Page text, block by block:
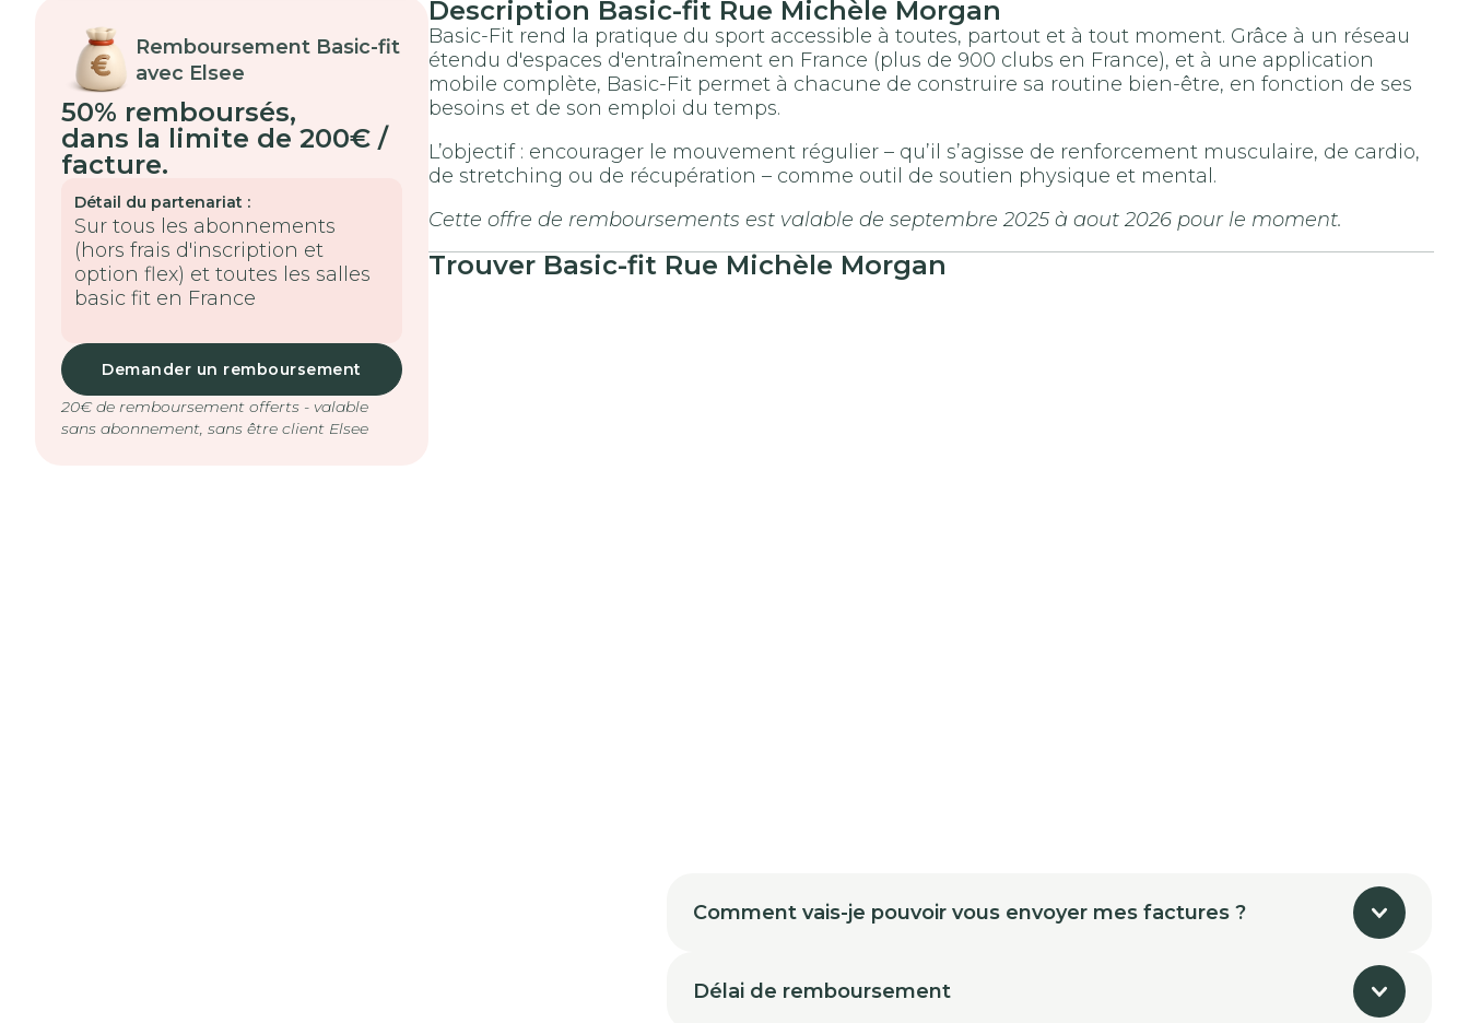
Remboursement Basic-fit
avec Elsee
50% remboursés,
dans la limite de 200€ /
facture.
Détail du partenariat :
Sur tous les abonnements
(hors frais d'inscription et
option flex) et toutes les salles
basic fit en France
Demander un remboursement
20€ de remboursement offerts - valable
sans abonnement, sans être client Elsee
Description Basic-fit Rue Michèle Morgan
Basic-Fit rend la pratique du sport accessible à toutes, partout et à tout moment. Grâce à un réseau
étendu d'espaces d'entraînement en France (plus de 900 clubs en France), et à une application
mobile complète, Basic-Fit permet à chacune de construire sa routine bien-être, en fonction de ses
besoins et de son emploi du temps.
L’objectif : encourager le mouvement régulier – qu’il s’agisse de renforcement musculaire, de cardio,
de stretching ou de récupération – comme outil de soutien physique et mental.
Cette offre de remboursements est valable de septembre 2025 à aout 2026 pour le moment.
Trouver Basic-fit Rue Michèle Morgan
Comment vais-je pouvoir vous envoyer mes factures ?
Délai de remboursement